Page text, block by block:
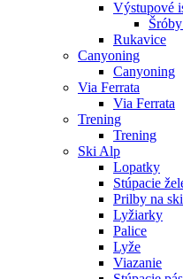
Výstupové
Rukavice
Canyoning
Canyoning
Via Ferrata
Via Ferrata
Trening
Trening
Ski Alp
Lopatky
Stúpacie
Prilby na
Lyžiarky
Palice
Lyže
Viazanie